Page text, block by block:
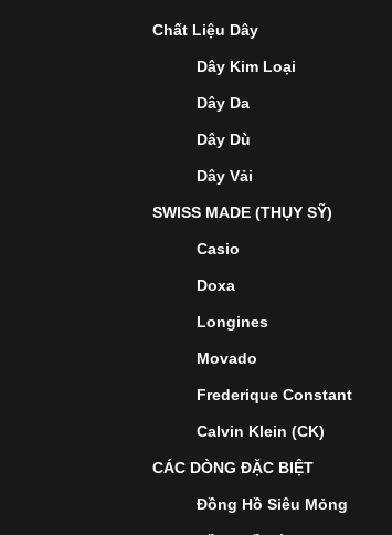
Chất Liệu Dây
Dây Kim Loại
Dây Da
Dây Dù
Dây Vải
SWISS MADE (THỤY SỸ)
Casio
Doxa
Longines
Movado
Frederique Constant
Calvin Klein (CK)
CÁC DÒNG ĐẶC BIỆT
Đồng Hồ Siêu Mỏng